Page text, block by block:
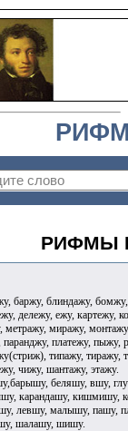
РИФМЫ
баржу, блиндажу,
дележу, ежу, картежу,
метражу, миражу,
паранджу, платежу, пыжу,
типажу, тиражу,
чижу, шантажу, этажу.
беляшу, вшу,
карандашу, кишмишу,
левшу, малышу, пашу,
шалашу, шишу.